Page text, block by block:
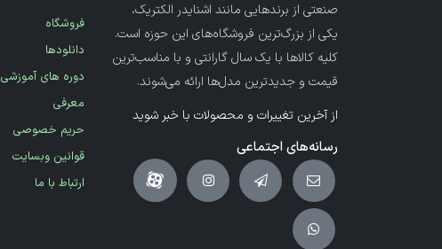
صنعتی از برندهایی مانند اشنایدر الکتریک،
یکی از بزرگ‌ترین فروشگاه‌های این حوزه است.
کلیه کالاها با یک سال گارانتی و با مناسب‌ترین
قیمت و جدیدترین مدل‌ها ارائه می‌شوند.
از آخرین تغییرات و محصولات با خبر شوید
رسانه‌های اجتماعی
فروشگاه
دانلودها
دوره های آموزشی
معرفی
حریم خصوصی
قوانین وبسایت
ارتباط با ما